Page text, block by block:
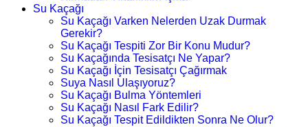
Su Kaçağı
Su Kaçağı Varken Nelerden Uzak Durmak
Gerekir?
Su Kaçağı Tespiti Zor Bir Konu Mudur?
Su Kaçağında Tesisatçı Ne Yapar?
Su Kaçağı İçin Tesisatçı Çağırmak
Suya Nasıl Ulaşıyoruz?
Su Kaçağı Bulma Yöntemleri
Su Kaçağı Nasıl Fark Edilir?
Su Kaçağı Tespit Edildikten Sonra Ne Olur?